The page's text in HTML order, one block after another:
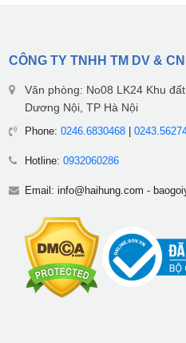
CÔNG TY TNHH TM DV &
Văn phòng: No08 LK24 Khu
Dương Nội, TP Hà Nội
Phone: 0246.6830468|
Hotline: 0932060286
Email: info@haihung.com -